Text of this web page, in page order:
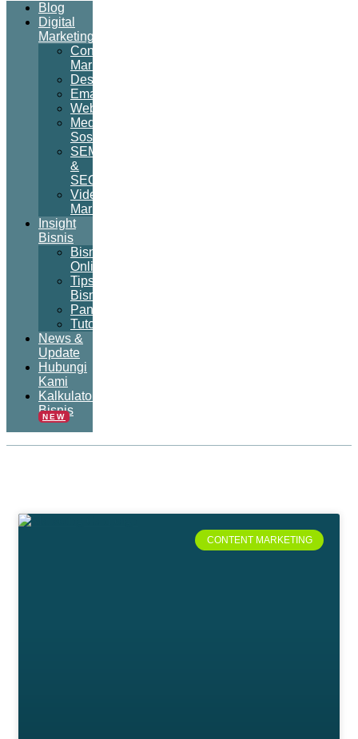
Blog
Digital
Marketing
Content
Marketing
Desain
Email
Website
Media
Sosial
SEM
&
SEO
Video
Marketing
Insight
Bisnis
Bisnis
Online
Tips
Bisnis
Panduan
Tutorial
News &
Update
Hubungi
Kami
Kalkulator
Bisnis
NEW
CONTENT MARKETING